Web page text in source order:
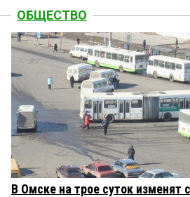
ОБЩЕСТВО
В Омске на трое суток изменят